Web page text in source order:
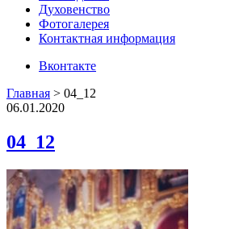
Духовенство
Фотогалерея
Контактная информация
Вконтакте
Главная > 04_12
06.01.2020
04_12